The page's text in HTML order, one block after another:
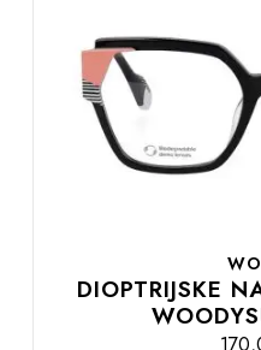
DIOPTRIJSKE